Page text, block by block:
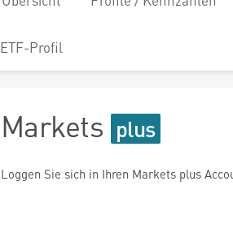
ETF-Profil
Markets
Loggen Sie sich in Ihren Markets plus